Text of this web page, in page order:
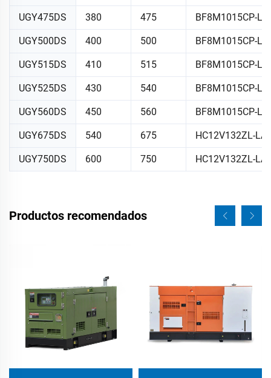
UGY475DS 380 475 BF8M1015CP-LA
UGY500DS 400 500 BF8M1015CP-LA
UGY515DS 410 515 BF8M1015CP-LA
UGY525DS 430 540 BF8M1015CP-LA
UGY560DS 450 560 BF8M1015CP-LA
UGY675DS 540 675 HC12V132ZL-
UGY750DS 600 750 HC12V132ZL-
Productos recomendados